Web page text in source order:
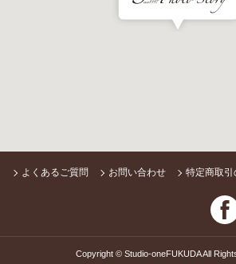
よくあるご質問 お問い合わせ 特定商取引
Copyright © Studio-oneFUKUDA All